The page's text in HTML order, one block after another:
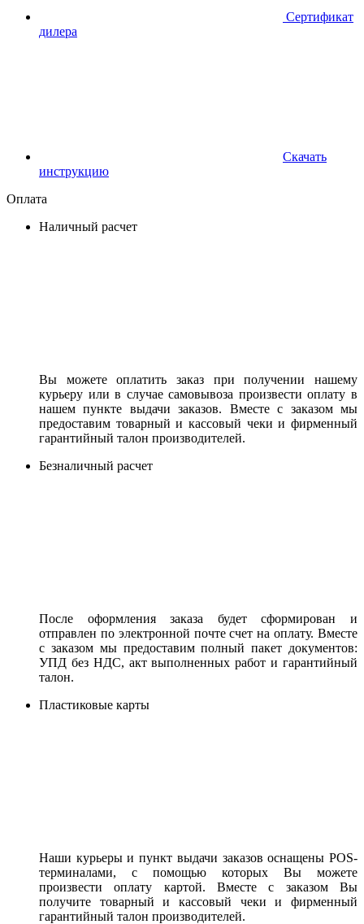
Сертификат
дилера
Скачать
инструкцию
Оплата
Наличный расчет
Вы можете оплатить заказ при получении нашему
курьеру или в случае самовывоза произвести оплату в
нашем пункте выдачи заказов. Вместе с заказом мы
предоставим товарный и кассовый чеки и фирменный
гарантийный талон производителей.
Безналичный расчет
После оформления заказа будет сформирован и
отправлен по электронной почте счет на оплату. Вместе
с заказом мы предоставим полный пакет документов:
УПД без НДС, акт выполненных работ и гарантийный
талон.
Пластиковые карты
Наши курьеры и пункт выдачи заказов оснащены POS-
терминалами, с помощью которых Вы можете
произвести оплату картой. Вместе с заказом Вы
получите товарный и кассовый чеки и фирменный
гарантийный талон производителей.